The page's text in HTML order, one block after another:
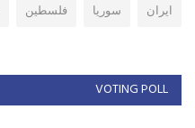
ايران
سوريا فلسطين
VOTING POLL